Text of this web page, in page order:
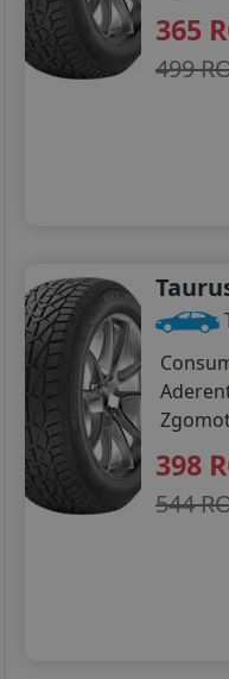
365
499
398
544